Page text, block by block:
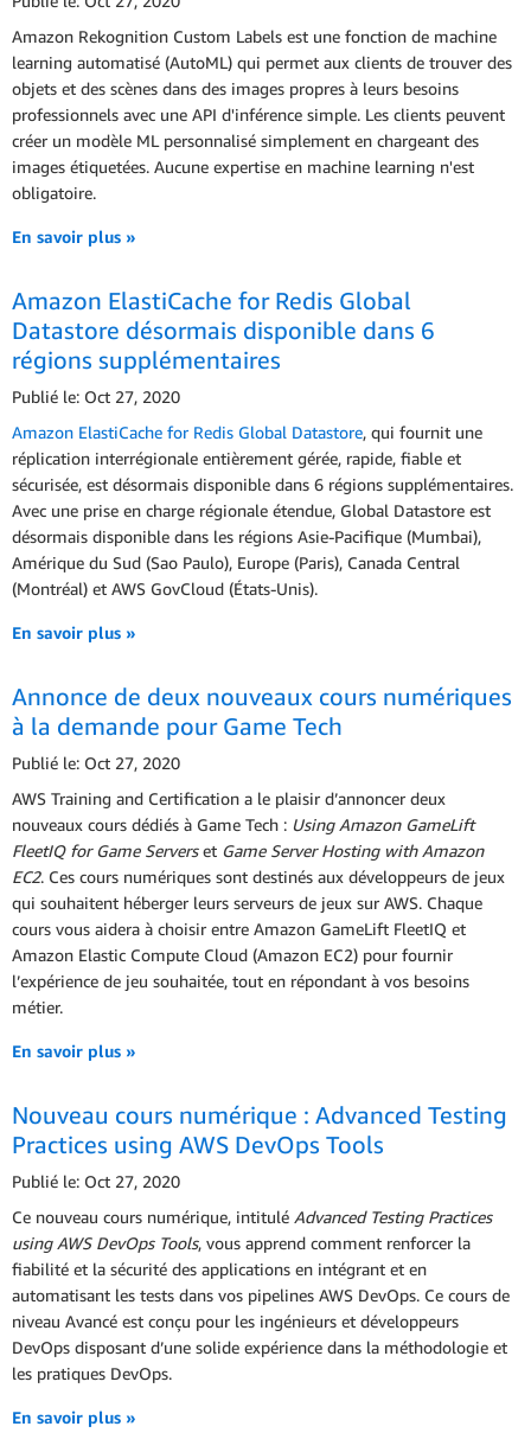
Amazon Rekognition Custom Labels est une fonction de machine
learning automatisé (AutoML) qui permet aux clients de trouver des
objets et des scènes dans des images propres à leurs besoins
professionnels avec une API d'inférence simple. Les clients peuvent
créer un modèle ML personnalisé simplement en chargeant des
images étiquetées. Aucune expertise en machine learning n'est
obligatoire.
En savoir plus »
Amazon ElastiCache for Redis Global
Datastore désormais disponible dans 6
régions supplémentaires
Publié le: Oct 27, 2020
Amazon ElastiCache for Redis Global Datastore, qui fournit une
réplication interrégionale entièrement gérée, rapide, fiable et
sécurisée, est désormais disponible dans 6 régions supplémentaires.
Avec une prise en charge régionale étendue, Global Datastore est
désormais disponible dans les régions Asie-Pacifique (Mumbai),
Amérique du Sud (Sao Paulo), Europe (Paris), Canada Central
(Montréal) et AWS GovCloud (États-Unis).
En savoir plus »
Annonce de deux nouveaux cours numériques
à la demande pour Game Tech
Publié le: Oct 27, 2020
AWS Training and Certification a le plaisir d’annoncer deux
nouveaux cours dédiés à Game Tech : Using Amazon GameLift
FleetIQ for Game Serverset Game Server Hosting with Amazon
EC2. Ces cours numériques sont destinés aux développeurs de jeux
qui souhaitent héberger leurs serveurs de jeux sur AWS. Chaque
cours vous aidera à choisir entre Amazon GameLift FleetIQ et
Amazon Elastic Compute Cloud (Amazon EC2) pour fournir
l’expérience de jeu souhaitée, tout en répondant à vos besoins
métier.
En savoir plus »
Nouveau cours numérique : Advanced Testing
Practices using AWS DevOps Tools
Publié le: Oct 27, 2020
Ce nouveau cours numérique, intitulé Advanced Testing Practices
using AWS DevOps Tools, vous apprend comment renforcer la
fiabilité et la sécurité des applications en intégrant et en
automatisant les tests dans vos pipelines AWS DevOps. Ce cours de
niveau Avancé est conçu pour les ingénieurs et développeurs
DevOps disposant d’une solide expérience dans la méthodologie et
les pratiques DevOps.
En savoir plus »